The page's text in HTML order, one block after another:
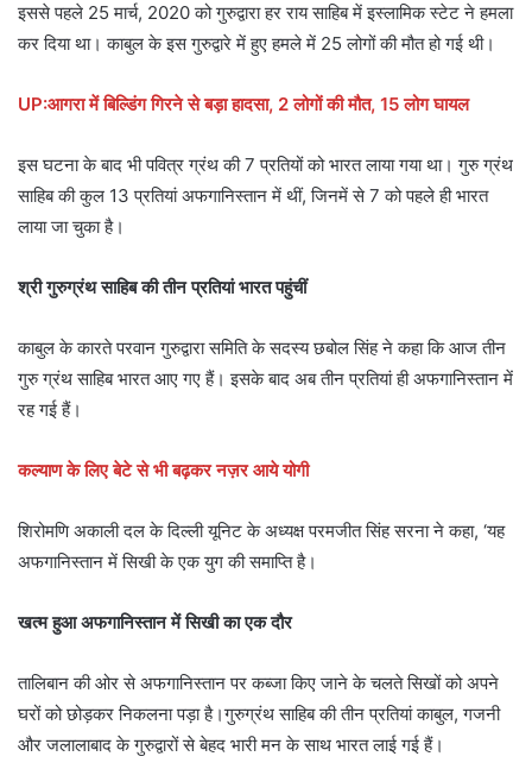
इससे पहले 25 मार्च, 2020 को गुरुद्वारा हर राय साहिब में इस्लामिक स्टेट ने हमला
कर दिया था। काबुल के इस गुरुद्वारे में हुए हमले में 25 लोगों की मौत हो गई थी।
UP:आगरा में बिल्डिंग गिरने से बड़ा हादसा, 2 लोगों की मौत, 15 लोग घायल
इस घटना के बाद भी पवित्र ग्रंथ की 7 प्रतियों को भारत लाया गया था। गुरु ग्रंथ
साहिब की कुल 13 प्रतियां अफगानिस्तान में थीं, जिनमें से 7 को पहले ही भारत
लाया जा चुका है।
श्री गुरुग्रंथ साहिब की तीन प्रतियां भारत पहुंचीं
काबुल के कारते परवान गुरुद्वारा समिति के सदस्य छबोल सिंह ने कहा कि आज तीन
गुरु ग्रंथ साहिब भारत आए गए हैं। इसके बाद अब तीन प्रतियां ही अफगानिस्तान में
रह गई हैं।
कल्याण के लिए बेटे से भी बढ़कर नज़र आये योगी
शिरोमणि अकाली दल के दिल्ली यूनिट के अध्यक्ष परमजीत सिंह सरना ने कहा, ‘यह
अफगानिस्तान में सिखी के एक युग की समाप्ति है।
खत्म हुआ अफगानिस्तान में सिखी का एक दौर
तालिबान की ओर से अफगानिस्तान पर कब्जा किए जाने के चलते सिखों को अपने
घरों को छोड़कर निकलना पड़ा है।गुरुग्रंथ साहिब की तीन प्रतियां काबुल, गजनी
और जलालाबाद के गुरुद्वारों से बेहद भारी मन के साथ भारत लाई गई हैं।